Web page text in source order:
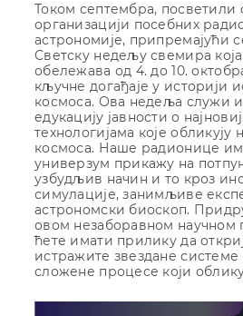
Током септембра, посветили
организацији посебних
астрономије, припремајући
Светску недељу свемира
обележава од 4. до 10.
кључне догађаје у историји
космоса. Ова недеља служи
едукацију јавности о
технологијама које
космоса. Наше радионице
универзум прикажу на
узбудљив начин и то кроз
симулације, занимљиве
астрономски биоскоп.
овом незаборавном научном
ћете имати прилику да
истражите звездане системе
сложене процесе који